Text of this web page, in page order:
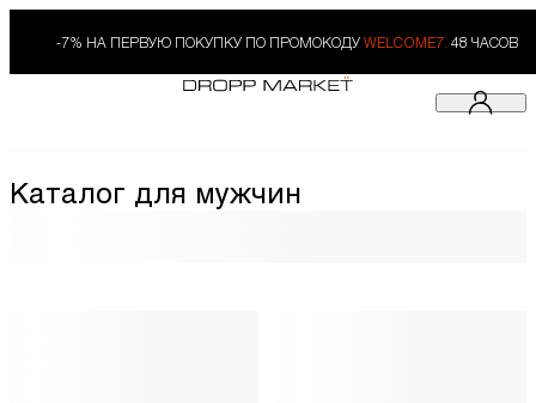
-7% НА ПЕРВУЮ ПОКУПКУ ПО ПРОМОКОДУ WELCOME7. 48 ЧАСОВ
Каталог для мужчин